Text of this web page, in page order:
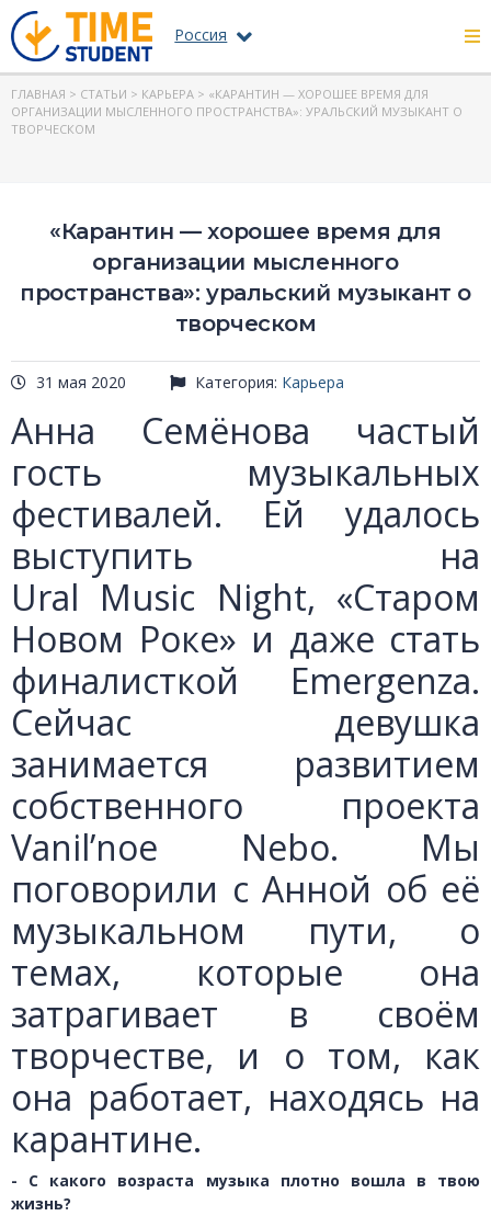
Россия
ГЛАВНАЯ > СТАТЬИ > КАРЬЕРА > «КАРАНТИН — ХОРОШЕЕ ВРЕМЯ ДЛЯ
ОРГАНИЗАЦИИ МЫСЛЕННОГО ПРОСТРАНСТВА»: УРАЛЬСКИЙ МУЗЫКАНТ О
ТВОРЧЕСКОМ
«Карантин — хорошее время для
организации мысленного
пространства»: уральский музыкант о
творческом
31 мая 2020 Категория: Карьера
Анна Семёнова частый
гость музыкальных
фестивалей. Ей удалось
выступить на
Ural Music Night, «Старом
Новом Роке» и даже стать
финалисткой Emergenza.
Сейчас девушка
занимается развитием
собственного проекта
Vanil’noe Nebo. Мы
поговорили с Анной об её
музыкальном пути, о
темах, которые она
затрагивает в своём
творчестве, и о том, как
она работает, находясь на
карантине.
- С какого возраста музыка плотно вошла в твою
жизнь?